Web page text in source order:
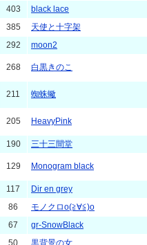
403 black lace
385
天使と十字架
292
moon2
268 白黒きのこ
211 蜘蛛蠍
205 HeavyPink
190 三十三間堂
129 Monogram black
117 Dir en grey
86
モノクロo(≧∀≦)o
67
gr-SnowBlack
50
黒背景の女